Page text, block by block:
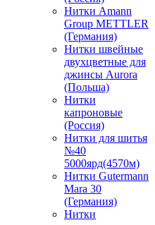
Нитки Amann
Group METTLER
(Германия)
Нитки швейные
двухцветные для
джинсы Aurora
(Польша)
Нитки
капроновые
(Россия)
Нитки для шитья
№40
5000ярд(4570м)
Нитки Gutermann
Mara 30
(Германия)
Нитки